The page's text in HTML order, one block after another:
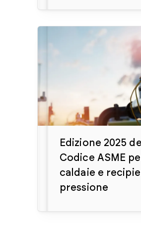
Edizione 2025 del
Codice ASME
caldaie e
pressione